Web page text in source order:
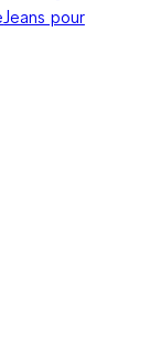
Jeans pour